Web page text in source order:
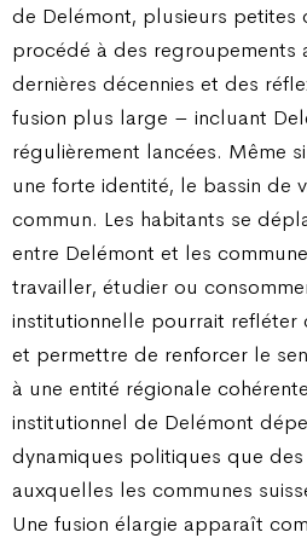
de Delémont, plusieurs petites
procédé à des regroupements
dernières décennies et des
fusion plus large – incluant
régulièrement lancées. Même
une forte identité, le bassin de
commun. Les habitants se
entre Delémont et les
travailler, étudier ou
institutionnelle pourrait refléter
et permettre de renforcer le
à une entité régionale
institutionnel de Delémont
dynamiques politiques que
auxquelles les communes
Une fusion élargie apparaît